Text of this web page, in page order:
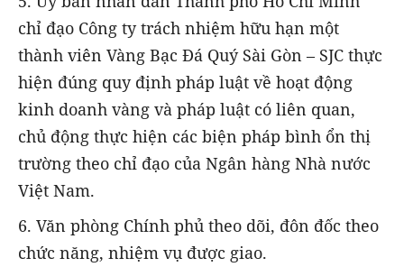
chỉ đạo Công ty trách nhiệm hữu hạn một
thành viên Vàng Bạc Đá Quý Sài Gòn – SJC thực
hiện đúng quy định pháp luật về hoạt động
kinh doanh vàng và pháp luật có liên quan,
chủ động thực hiện các biện pháp bình ổn thị
trường theo chỉ đạo của Ngân hàng Nhà nước
Việt Nam.
6. Văn phòng Chính phủ theo dõi, đôn đốc theo
chức năng, nhiệm vụ được giao.